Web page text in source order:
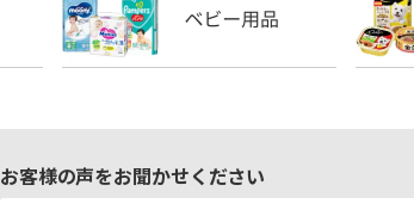
お客様の声をお聞かせください